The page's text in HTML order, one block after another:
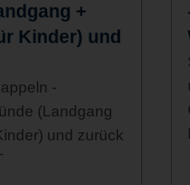
+
Kinder) und
-
(Landgang
und zurück